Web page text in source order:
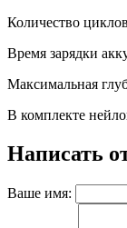
Количество
Время зарядки
Максимальная
В комплекте
Написать
Ваше имя: